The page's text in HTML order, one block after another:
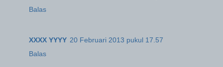
Balas
XXXX YYYY 20 Februari 2013 pukul 17.57
Balas